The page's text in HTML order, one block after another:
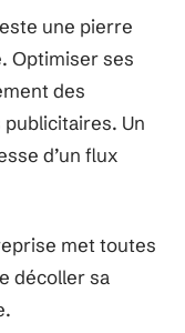
une pierre
Optimiser ses
des
Un
d’un flux
met toutes
décoller sa